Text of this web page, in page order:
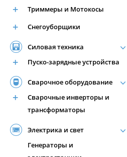
Триммеры и Мотокосы
Снегоуборщики
Силовая техника
Пуско-зарядные устройства
Сварочное оборудование
Сварочные инверторы и
трансформаторы
Электрика и свет
Генераторы и